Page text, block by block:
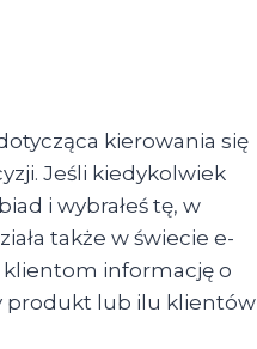
kierowania się
Jeśli kiedykolwiek
i wybrałeś tę, w
także w świecie e-
informację o
produkt lub ilu klientów